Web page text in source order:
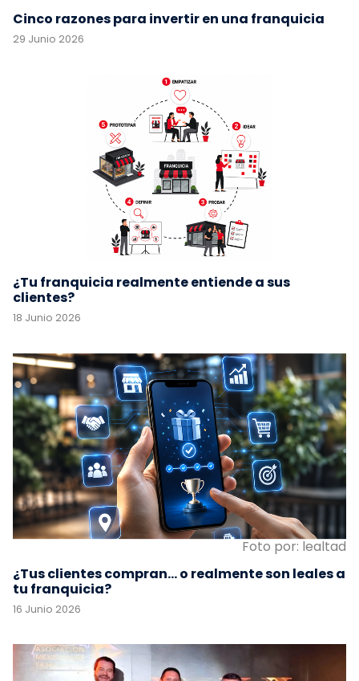
Cinco razones para invertir en una franquicia
29 Junio 2026
¿Tu franquicia realmente entiende a sus
clientes?
18 Junio 2026
Foto por: lealtad
¿Tus clientes compran… o realmente son leales a
tu franquicia?
16 Junio 2026